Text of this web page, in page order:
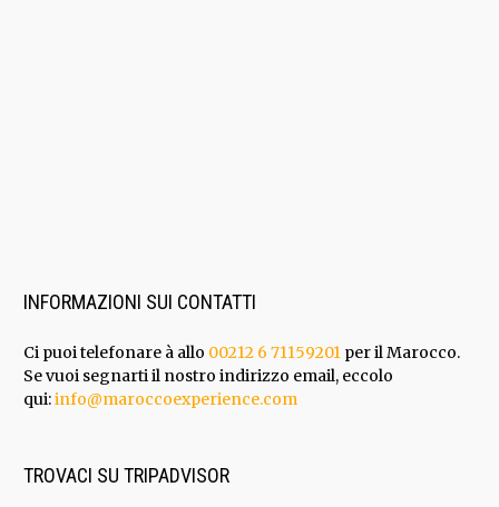
INFORMAZIONI SUI CONTATTI
Ci puoi telefonare à allo 00212 6 71159201 per il Marocco.
Se vuoi segnarti il nostro indirizzo email, eccolo
qui:info@maroccoexperience.com
TROVACI SU TRIPADVISOR